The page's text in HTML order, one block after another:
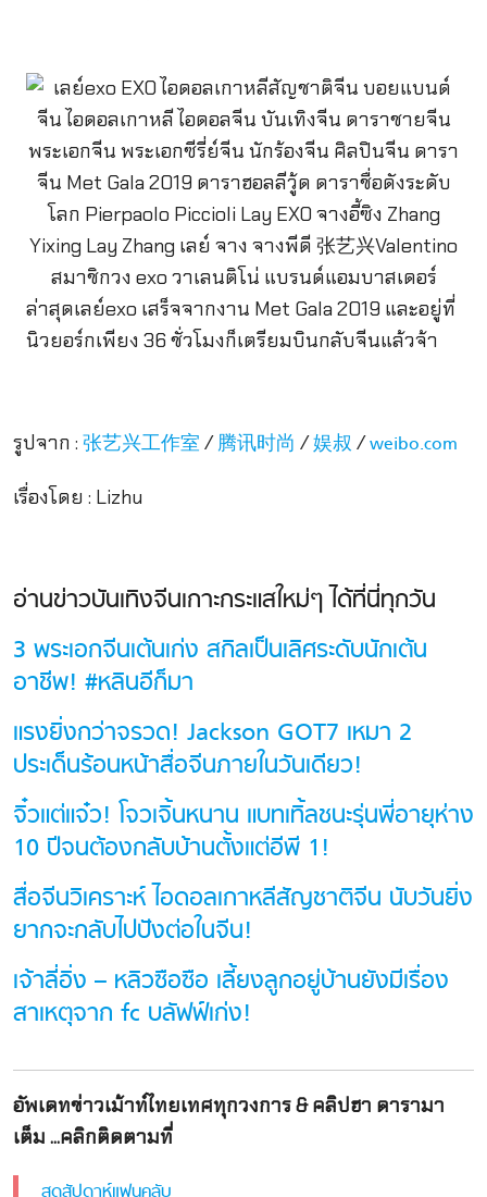
ล่าสุดเลย์exo เสร็จจากงาน Met Gala 2019 และอยู่ที่
นิวยอร์กเพียง 36 ชั่วโมงก็เตรียมบินกลับจีนแล้วจ้า
รูปจาก : 张艺兴工作室 /腾讯时尚 /娱叔 /weibo.com
เรื่องโดย : Lizhu
อ่านข่าวบันเทิงจีนเกาะกระแสใหม่ๆ ได้ที่นี่ทุกวัน
3 พระเอกจีนเต้นเก่ง สกิลเป็นเลิศระดับนักเต้น
อาชีพ! #หลินอีก็มา
แรงยิ่งกว่าจรวด! Jackson GOT7 เหมา 2
ประเด็นร้อนหน้าสื่อจีนภายในวันเดียว!
จิ๋วแต่แจ๋ว! โจวเจิ้นหนาน แบทเทิ้ลชนะรุ่นพี่อายุห่าง
10 ปีจนต้องกลับบ้านตั้งแต่อีพี 1!
สื่อจีนวิเคราะห์ ไอดอลเกาหลีสัญชาติจีน นับวันยิ่ง
ยากจะกลับไปปังต่อในจีน!
เจ้าลี่อิ่ง – หลิวซือซือ เลี้ยงลูกอยู่บ้านยังมีเรื่อง
สาเหตุจาก fc บลัฟฟ์เก่ง!
อัพเดทข่าวเม้าท์ไทยเทศทุกวงการ & คลิปฮา ดารามา
เต็ม ...คลิกติดตามที่